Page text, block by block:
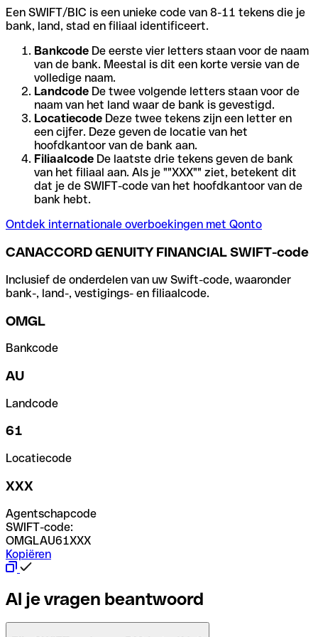
Een SWIFT/BIC is een unieke code van 8-11 tekens die je
bank, land, stad en filiaal identificeert.
Bankcode De eerste vier letters staan voor de naam
van de bank. Meestal is dit een korte versie van de
volledige naam.
Landcode De twee volgende letters staan voor de
naam van het land waar de bank is gevestigd.
Locatiecode Deze twee tekens zijn een letter en
een cijfer. Deze geven de locatie van het
hoofdkantoor van de bank aan.
Filiaalcode De laatste drie tekens geven de bank
van het filiaal aan. Als je ""XXX"" ziet, betekent dit
dat je de SWIFT-code van het hoofdkantoor van de
bank hebt.
Ontdek internationale overboekingen met Qonto
CANACCORD GENUITY FINANCIAL SWIFT-code
Inclusief de onderdelen van uw Swift-code, waaronder
bank-, land-, vestigings- en filiaalcode.
OMGL
Bankcode
AU
Landcode
61
Locatiecode
XXX
Agentschapcode
SWIFT-code:
OMGLAU61XXX
Kopiëren
Al je vragen beantwoord